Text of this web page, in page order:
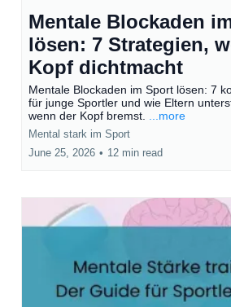
Mentale Blockaden
lösen: 7 Strategien,
Kopf dichtmacht
Mentale Blockaden im Sport lösen: 7
für junge Sportler und wie Eltern
wenn der Kopf bremst.
...more
Mental stark im Sport
June 25, 2026 • 12 min read